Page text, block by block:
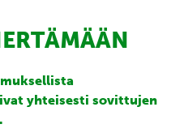
yhteisesti sovittujen